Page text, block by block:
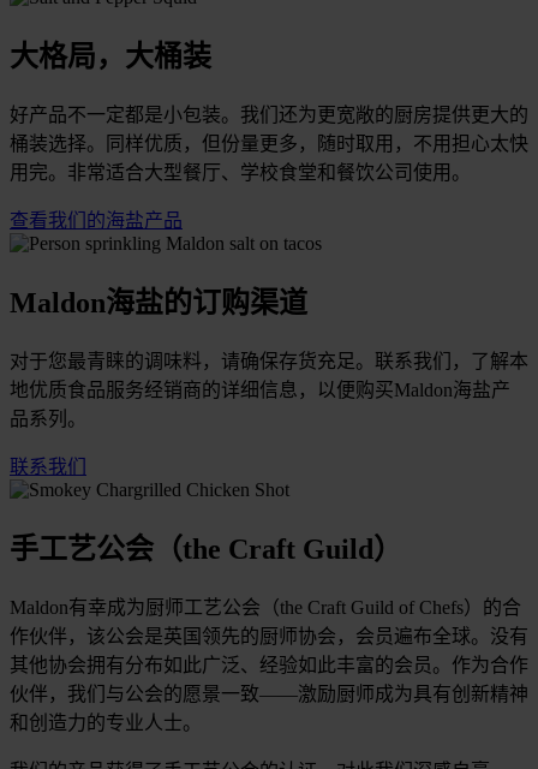
大格局，大桶装
好产品不一定都是小包装。我们还为更宽敞的厨房提供更大的
桶装选择。同样优质，但份量更多，随时取用，不用担心太快
用完。非常适合大型餐厅、学校食堂和餐饮公司使用。
查看我们的海盐产品
Maldon海盐的订购渠道
对于您最青睐的调味料，请确保存货充足。联系我们，了解本
地优质食品服务经销商的详细信息，以便购买Maldon海盐产
品系列。
联系我们
手工艺公会（the Craft Guild）
Maldon有幸成为厨师工艺公会（the Craft Guild of Chefs）的合
作伙伴，该公会是英国领先的厨师协会，会员遍布全球。没有
其他协会拥有分布如此广泛、经验如此丰富的会员。作为合作
伙伴，我们与公会的愿景一致——激励厨师成为具有创新精神
和创造力的专业人士。